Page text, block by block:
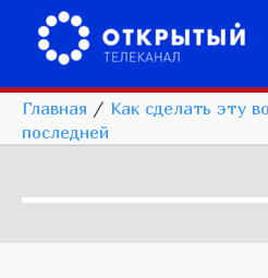
Главная / Как сделать эту
последней